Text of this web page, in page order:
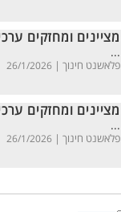
מציינים ומחזקים
...
פלאשנט חינוך | 26/1/2026
מציינים ומחזקים
...
פלאשנט חינוך | 26/1/2026